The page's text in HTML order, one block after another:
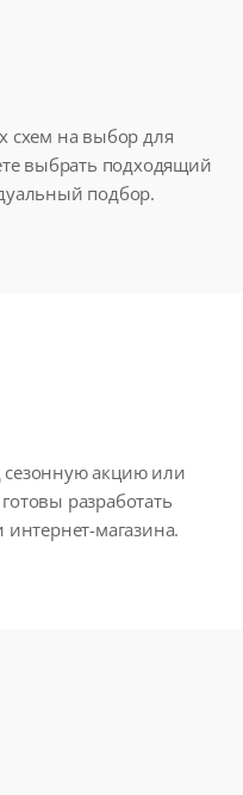
схем на выбор для
выбрать подходящий
подбор.
акцию или
разработать
магазина.